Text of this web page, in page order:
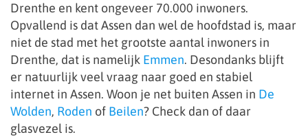
Drenthe en kent ongeveer 70.000 inwoners.
Opvallend is dat Assen dan wel de hoofdstad is, maar
niet de stad met het grootste aantal inwoners in
Drenthe, dat is namelijk Emmen. Desondanks blijft
er natuurlijk veel vraag naar goed en stabiel
internet in Assen. Woon je net buiten Assen in De
Wolden, Roden of Beilen? Check dan of daar
glasvezel is.